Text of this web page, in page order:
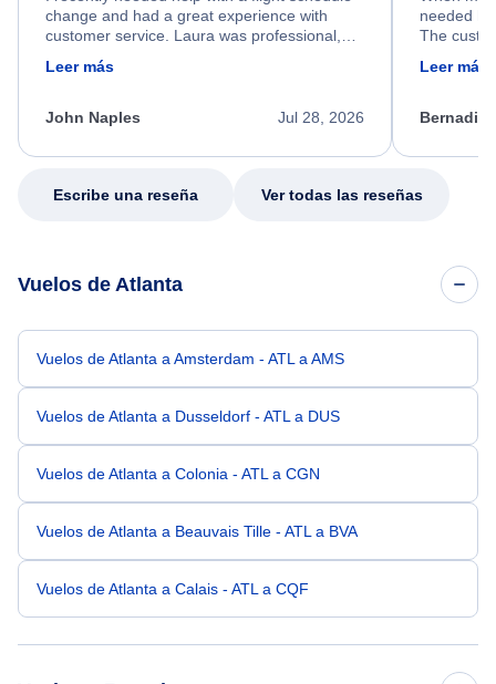
change and had a great experience with
customer service. Laura was professional,
friendly, and very helpful throughout the
process. She quickly found a solution and
appreciate her excellent service.
Leer más
Jul 28, 2026
John Naples
needed
The
calm,
my issue.
Leer más
Escribe una reseña Ver todas las reseñas
Vuelos de Atlanta
Vuelos de Atlanta a Amsterdam - ATL a AMS
Vuelos de Atlanta a Dusseldorf - ATL a DUS
Vuelos de Atlanta a Colonia - ATL a CGN
Vuelos de Atlanta a Beauvais Tille - ATL a BVA
Vuelos de Atlanta a Calais - ATL a CQF